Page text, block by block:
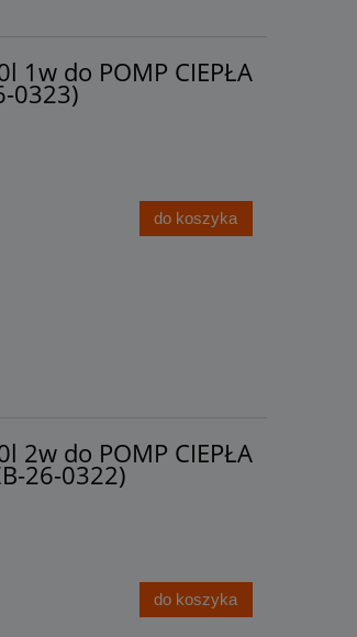
akumulacyjny
1w do POMP CIEPŁA
0323)
do koszyka
2w do POMP CIEPŁA
26-0322)
do koszyka